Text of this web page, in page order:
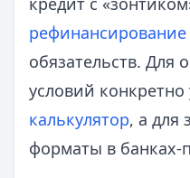
рефинансирование
обязательств. Для
условий
калькулятор, а для
форматы в банках-